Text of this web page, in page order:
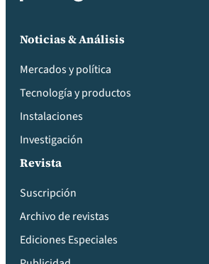
Noticias & Análisis
Mercados y política
Tecnología y productos
Instalaciones
Investigación
Revista
Suscripción
Archivo de revistas
Ediciones Especiales